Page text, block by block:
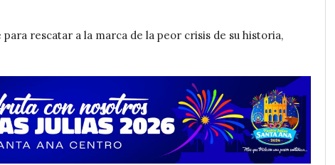
rescatar a la marca de la peor crisis de su historia,